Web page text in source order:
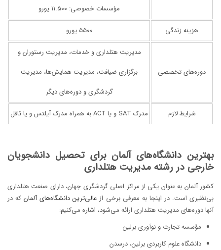
مؤسسات خصوصی: ۱۱.۵۰۰ یورو
هزینه زندگی ۵۵۰۰ یورو
دوره‌های تخصصی
مدیریت هتلداری و خدمات، مدیریت رستوران و
برگزاری ضیافت، مدیریت همایش‌ها، مدیریت
گردشگری و دوره‌های دیگر
شرایط لازم مدرک SAT و یا ACT به همراه مدرک آیلتس و یا تافل
بهترین دانشگاه‌های آلمان برای تحصیل دانشجویان
خارجی در رشته مدیریت هتلداری
کشور آلمان به عنوان یکی از مراکز اصلی گردشگری جهان، دارای صنعت هتلداری
بی‌نظیری است. در اینجا به معرفی برخی از عالی‌ترین دانشگاه‌های آلمانکه در
آنها دوره‌های مدیریت هتلداری ارائه می‌شود، اشاره می‌کنیم:
مؤسسه تجارت و نوآوری برلین
دانشگاه علوم کاربردی برلین، درسدن